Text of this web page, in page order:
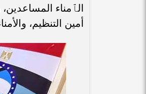
الٱمناء
أمين التنظيم،